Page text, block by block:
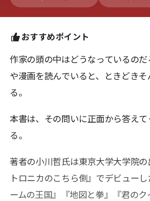
おすすめポイント
作家の頭の中はどうなっているの
や漫画を読んでいると、ときどきそ
る。
本書は、その問いに正面から答え
る。
著者の小川哲氏は東京大学大学院
トロニカのこちら側』でデビュー
ームの王国』『地図と拳』『君のク